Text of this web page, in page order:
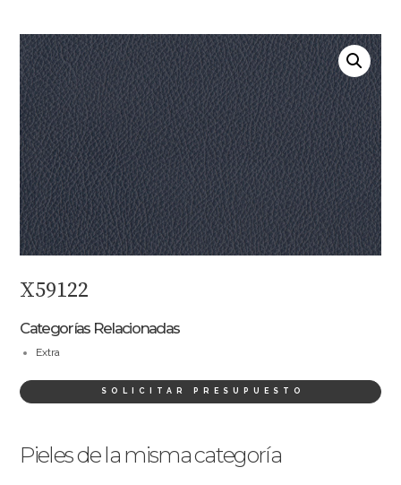
X59122
Categorías Relacionadas
Extra
SOLICITAR PRESUPUESTO
Pieles de la misma categoría